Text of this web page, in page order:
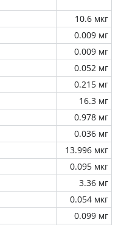
10.6 мкг
0.009 мг
0.009 мг
0.052 мг
0.215 мг
16.3 мг
0.978 мг
0.036 мг
13.996 мкг
0.095 мкг
3.36 мг
0.054 мкг
0.099 мг